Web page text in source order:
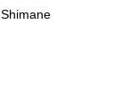
Shimane